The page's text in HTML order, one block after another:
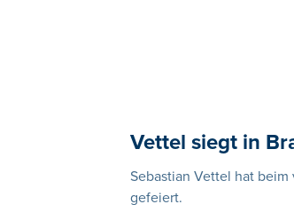
Vettel siegt in
Sebastian Vettel hat
gefeiert.